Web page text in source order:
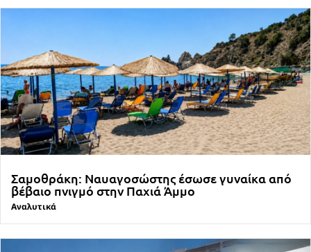
Σαμοθράκη: Ναυαγοσώστης έσωσε γυναίκα από
βέβαιο πνιγμό στην Παχιά Άμμο
Αναλυτικά